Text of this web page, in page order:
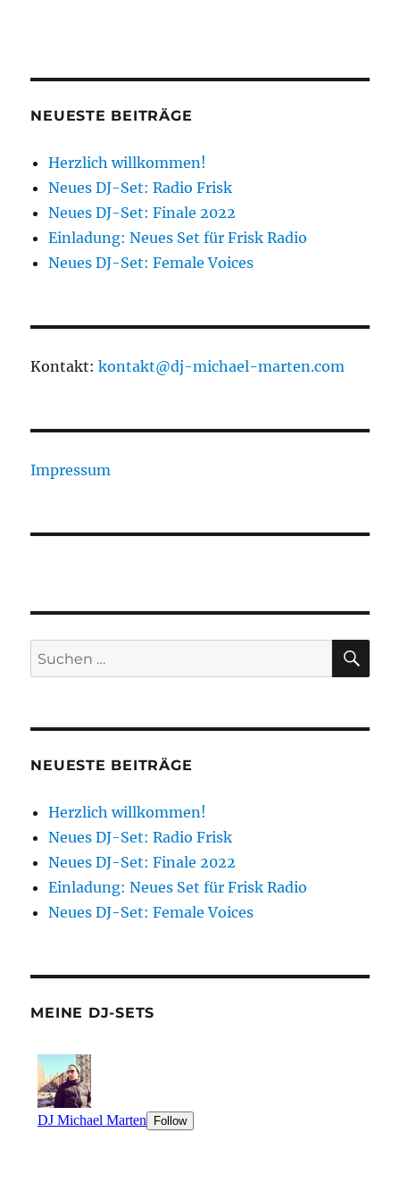
NEUESTE BEITRÄGE
Herzlich willkommen!
Neues DJ-Set: Radio Frisk
Neues DJ-Set: Finale 2022
Einladung: Neues Set für Frisk Radio
Neues DJ-Set: Female Voices
Kontakt:kontakt@dj-michael-marten.com
Impressum
Suchen
nach:
NEUESTE BEITRÄGE
Herzlich willkommen!
Neues DJ-Set: Radio Frisk
Neues DJ-Set: Finale 2022
Einladung: Neues Set für Frisk Radio
Neues DJ-Set: Female Voices
MEINE DJ-SETS